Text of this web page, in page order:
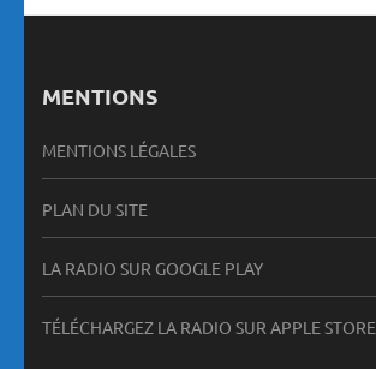
MENTIONS
MENTIONS LÉGALES
PLAN DU SITE
LA RADIO SUR GOOGLE PLAY
TÉLÉCHARGEZ LA RADIO SUR APPLE STORE